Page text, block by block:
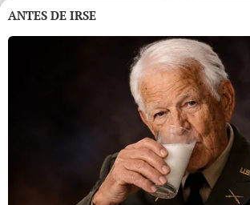
ANTES DE IRSE